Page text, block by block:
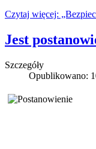
Czytaj więcej:
Jest
Szczegóły
Opublikowano: